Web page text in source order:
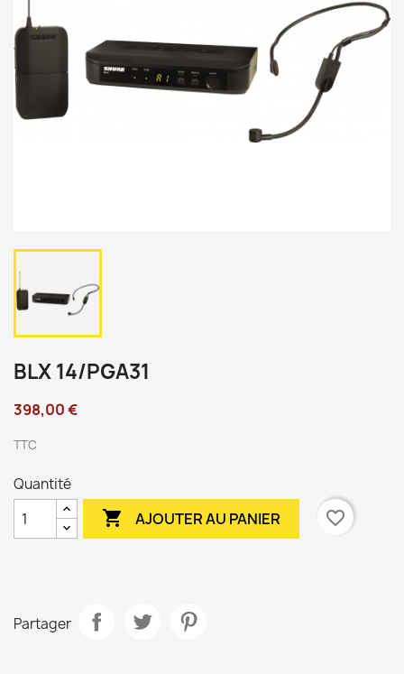
BLX 14/PGA31
398,00 €
TTC
Quantité
 AJOUTER AU PANIER favorite_border
Partager